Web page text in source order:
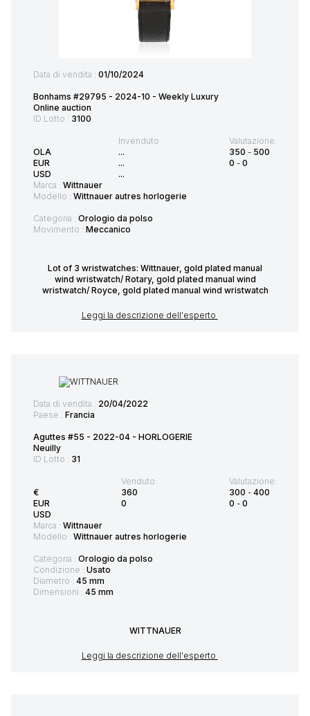
Data di vendita : 01/10/2024
Bonhams #29795 - 2024-10 - Weekly Luxury
Online auction
ID Lotto : 3100
OLA
EUR
USD
Invenduto
...
...
...
Valutazione:
350 - 500
0 - 0
Marca : Wittnauer
Modello : Wittnauer autres horlogerie
Categoria : Orologio da polso
Movimento : Meccanico
Lot of 3 wristwatches: Wittnauer, gold plated manual
wind wristwatch/ Rotary, gold plated manual wind
wristwatch/ Royce, gold plated manual wind wristwatch
Leggi la descrizione dell'esperto
Data di vendita : 20/04/2022
Paese : Francia
Aguttes #55 - 2022-04 - HORLOGERIE
Neuilly
ID Lotto : 31
€
EUR
USD
Venduto:
360
0
Valutazione:
300 - 400
0 - 0
Marca : Wittnauer
Modello : Wittnauer autres horlogerie
Categoria : Orologio da polso
Condizione : Usato
Diametro : 45 mm
Dimensioni : 45 mm
WITTNAUER
Leggi la descrizione dell'esperto